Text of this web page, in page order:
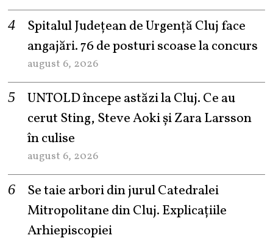
Spitalul Județean de Urgență Cluj face
angajări. 76 de posturi scoase la concurs
august 6, 2026
UNTOLD începe astăzi la Cluj. Ce au
cerut Sting, Steve Aoki și Zara Larsson
în culise
august 6, 2026
Se taie arbori din jurul Catedralei
Mitropolitane din Cluj. Explicațiile
Arhiepiscopiei